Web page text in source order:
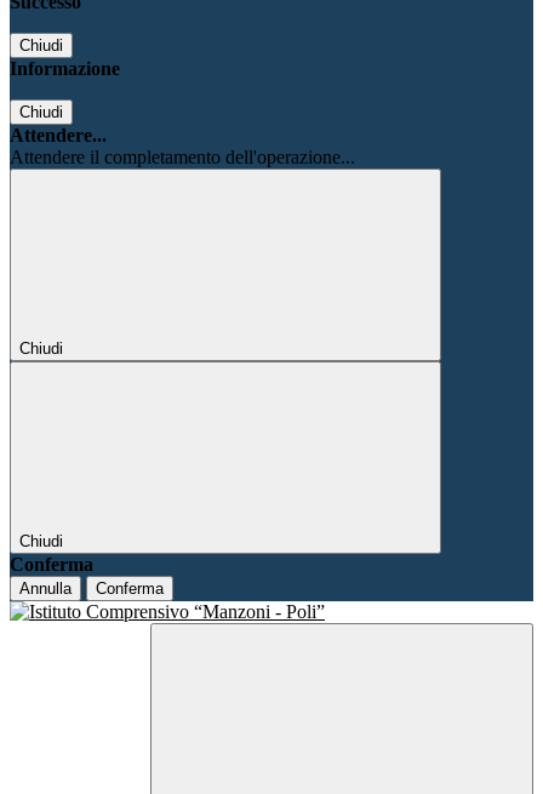
Chiudi
Informazione
Chiudi
Attendere...
Attendere il completamento dell'operazione...
Chiudi
Chiudi
Conferma
Annulla Conferma